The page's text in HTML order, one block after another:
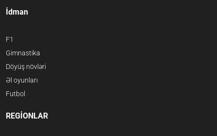
İdman
F1
Gimnastika
Döyüş növləri
Əl oyunları
Futbol
REGİONLAR